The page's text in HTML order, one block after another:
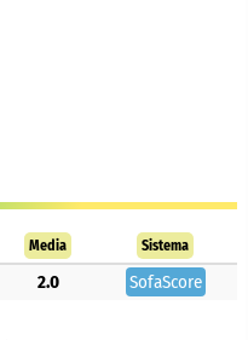
Media Sistema
2.0 SofaScore